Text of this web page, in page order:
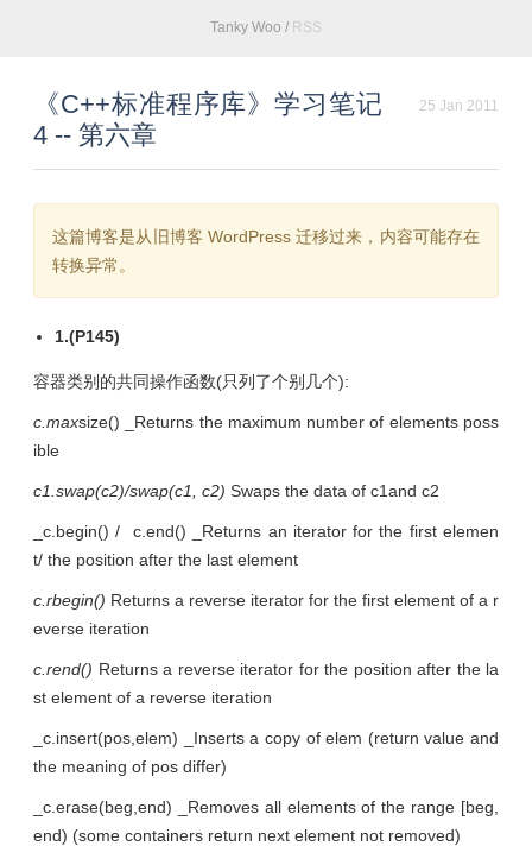
Tanky Woo / RSS
《C++标准程序库》学习笔记
4 -- 第六章
25 Jan 2011
这篇博客是从旧博客 WordPress 迁移过来，内容可能存在
转换异常。
1.(P145)
容器类别的共同操作函数(只列了个别几个):
c.maxsize() _Returns the maximum number of elements poss
ible
c1.swap(c2)/swap(c1, c2) Swaps the data of c1and c2
_c.begin() / c.end() _Returns an iterator for the first elemen
t/ the position after the last element
c.rbegin() Returns a reverse iterator for the first element of a r
everse iteration
c.rend() Returns a reverse iterator for the position after the la
st element of a reverse iteration
_c.insert(pos,elem) _Inserts a copy of elem (return value and
the meaning of pos differ)
_c.erase(beg,end) _Removes all elements of the range [beg,
end) (some containers return next element not removed)